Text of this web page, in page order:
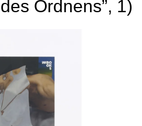
Ordnens”, 1)